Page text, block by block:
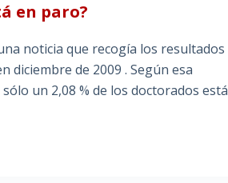
en paro?
noticia que recogía los resultados
diciembre de 2009 . Según esa
un 2,08 % de los doctorados está